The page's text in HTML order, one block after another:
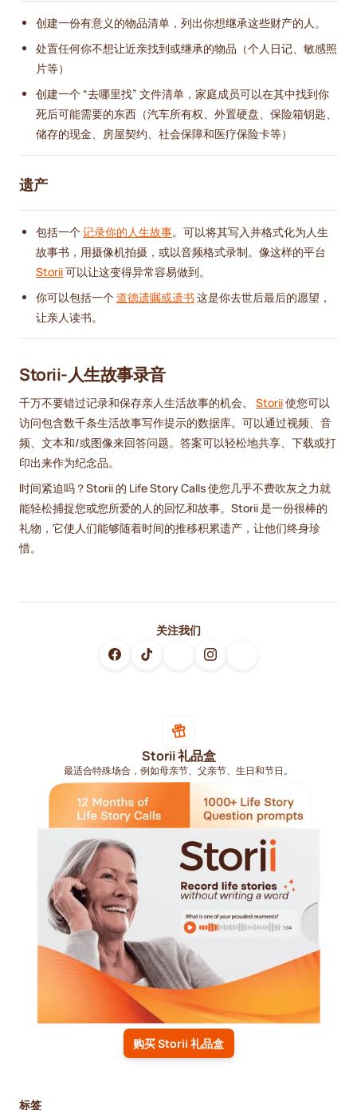
创建一份有意义的物品清单，列出你想继承这些财产的人。
处置任何你不想让近亲找到或继承的物品（个人日记、敏感照
片等）
创建一个 “去哪里找” 文件清单，家庭成员可以在其中找到你
死后可能需要的东西（汽车所有权、外置硬盘、保险箱钥匙、
储存的现金、房屋契约、社会保障和医疗保险卡等）
遗产
包括一个记录你的人生故事。可以将其写入并格式化为人生
故事书，用摄像机拍摄，或以音频格式录制。像这样的平台
Storii可以让这变得异常容易做到。
你可以包括一个道德遗嘱或遗书 这是你去世后最后的愿望，
让亲人读书。
Storii-人生故事录音
千万不要错过记录和保存亲人生活故事的机会。 Storii使您可以
访问包含数千条生活故事写作提示的数据库。可以通过视频、音
频、文本和/或图像来回答问题。答案可以轻松地共享、下载或打
印出来作为纪念品。
时间紧迫吗？Storii 的 Life Story Calls 使您几乎不费吹灰之力就
能轻松捕捉您或您所爱的人的回忆和故事。Storii 是一份很棒的
礼物，它使人们能够随着时间的推移积累遗产，让他们终身珍
惜。
关注我们
Storii 礼品盒
最适合特殊场合，例如母亲节、父亲节、生日和节日。
购买 Storii 礼品盒
标签